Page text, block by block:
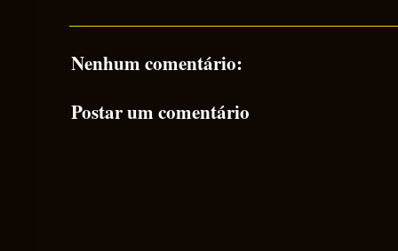
Nenhum comentário:
Postar um comentário